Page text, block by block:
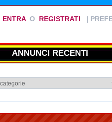
ENTRAO REGISTRATI |
ANNUNCI RECENTI